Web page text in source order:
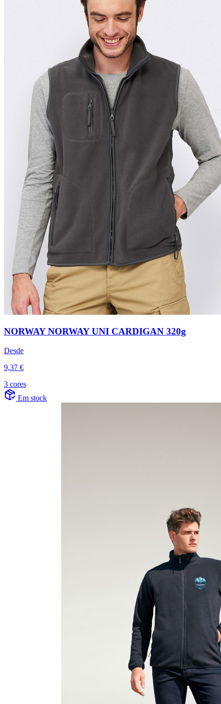
NORWAY NORWAY UNI CARDIGAN 320g
Desde
9,37 €
3 cores
Em stock